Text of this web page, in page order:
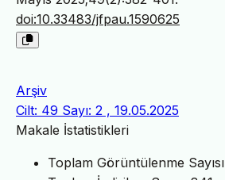
doi:10.33483/jfpau.1590625
Arşiv
Cilt: 49 Sayı: 2 , 19.05.2025
Makale İstatistikleri
Toplam Görüntülenme Sayısı